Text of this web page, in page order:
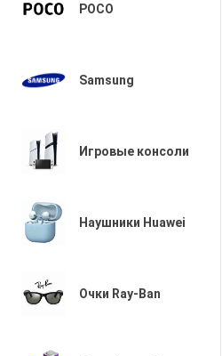
POCO
Samsung
Игровые консоли
Наушники Huawei
Очки Ray-Ban